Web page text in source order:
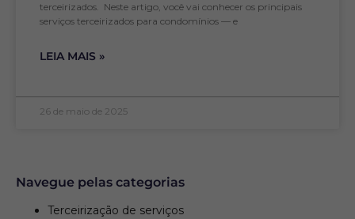
terceirizados. Neste artigo, você vai conhecer os principais
serviços terceirizados para condomínios — e
LEIA MAIS »
26 de maio de 2025
Navegue pelas categorias
Terceirização de serviços